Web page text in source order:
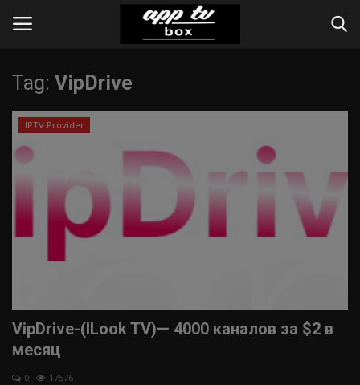
Вход
Home
Contact
Web-Online
Инструкции
IPTV Provider
Tag: VipDrive
IPTV Provider
VipDrive-(ILook TV)— 4000 каналов за $2 в
месяц
0 17576